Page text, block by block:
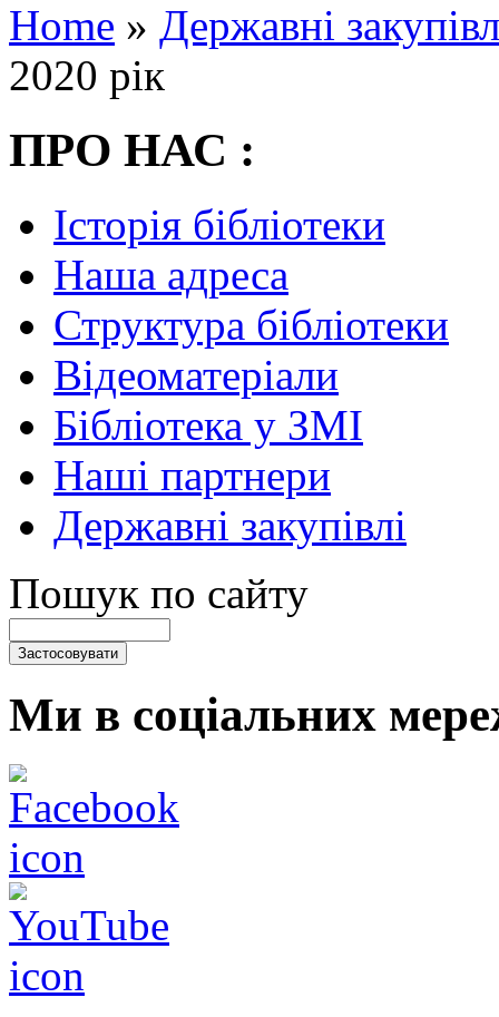
Home » Державні
2020 рік
ПРО НАС :
Історія бібліотеки
Наша адреса
Структура бібліотеки
Відеоматеріали
Бібліотека у ЗМІ
Наші партнери
Державні закупівлі
Пошук по сайту
Ми в соціальних